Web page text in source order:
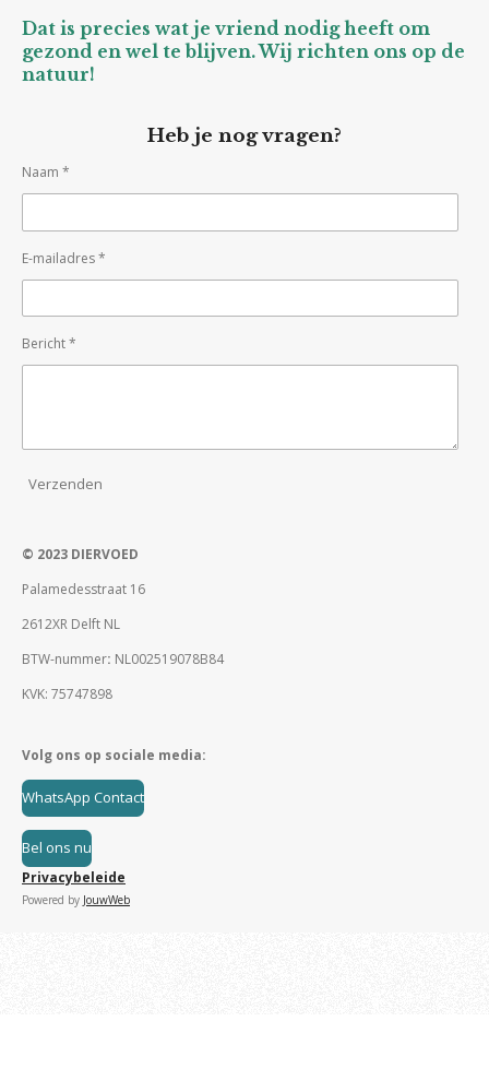
Dat is precies wat je vriend nodig heeft om
gezond en wel te blijven. Wij richten ons op de
natuur!
Heb je nog vragen?
Naam *
E-mailadres *
Bericht *
Verzenden
© 2023 DIERVOED
Palamedesstraat 16
2612XR Delft NL
BTW-nummer: NL002519078B84
KVK: 75747898
Volg ons op sociale media:
WhatsApp Contact
Bel ons nu
Privacybeleide
Powered by JouwWeb